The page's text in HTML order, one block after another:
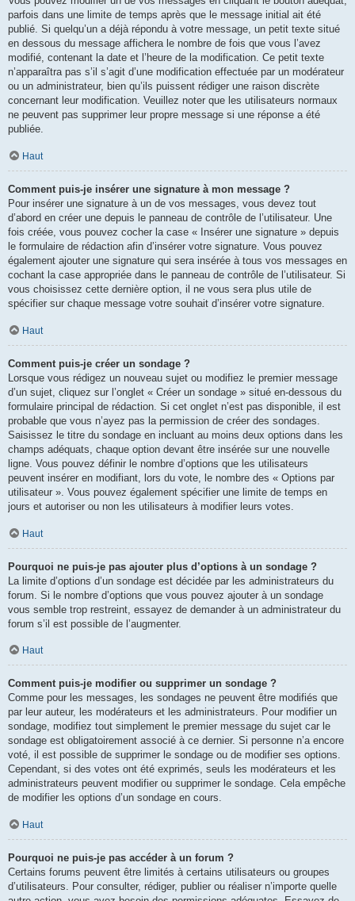
parfois dans une limite de temps après que le message initial ait été
publié. Si quelqu’un a déjà répondu à votre message, un petit texte situé
en dessous du message affichera le nombre de fois que vous l’avez
modifié, contenant la date et l’heure de la modification. Ce petit texte
n’apparaîtra pas s’il s’agit d’une modification effectuée par un modérateur
ou un administrateur, bien qu’ils puissent rédiger une raison discrète
concernant leur modification. Veuillez noter que les utilisateurs normaux
ne peuvent pas supprimer leur propre message si une réponse a été
publiée.
Haut
Comment puis-je insérer une signature à mon message ?
Pour insérer une signature à un de vos messages, vous devez tout
d’abord en créer une depuis le panneau de contrôle de l’utilisateur. Une
fois créée, vous pouvez cocher la case « Insérer une signature » depuis
le formulaire de rédaction afin d’insérer votre signature. Vous pouvez
également ajouter une signature qui sera insérée à tous vos messages en
cochant la case appropriée dans le panneau de contrôle de l’utilisateur. Si
vous choisissez cette dernière option, il ne vous sera plus utile de
spécifier sur chaque message votre souhait d’insérer votre signature.
Haut
Comment puis-je créer un sondage ?
Lorsque vous rédigez un nouveau sujet ou modifiez le premier message
d’un sujet, cliquez sur l’onglet « Créer un sondage » situé en-dessous du
formulaire principal de rédaction. Si cet onglet n’est pas disponible, il est
probable que vous n’ayez pas la permission de créer des sondages.
Saisissez le titre du sondage en incluant au moins deux options dans les
champs adéquats, chaque option devant être insérée sur une nouvelle
ligne. Vous pouvez définir le nombre d’options que les utilisateurs
peuvent insérer en modifiant, lors du vote, le nombre des « Options par
utilisateur ». Vous pouvez également spécifier une limite de temps en
jours et autoriser ou non les utilisateurs à modifier leurs votes.
Haut
Pourquoi ne puis-je pas ajouter plus d’options à un sondage ?
La limite d’options d’un sondage est décidée par les administrateurs du
forum. Si le nombre d’options que vous pouvez ajouter à un sondage
vous semble trop restreint, essayez de demander à un administrateur du
forum s’il est possible de l’augmenter.
Haut
Comment puis-je modifier ou supprimer un sondage ?
Comme pour les messages, les sondages ne peuvent être modifiés que
par leur auteur, les modérateurs et les administrateurs. Pour modifier un
sondage, modifiez tout simplement le premier message du sujet car le
sondage est obligatoirement associé à ce dernier. Si personne n’a encore
voté, il est possible de supprimer le sondage ou de modifier ses options.
Cependant, si des votes ont été exprimés, seuls les modérateurs et les
administrateurs peuvent modifier ou supprimer le sondage. Cela empêche
de modifier les options d’un sondage en cours.
Haut
Pourquoi ne puis-je pas accéder à un forum ?
Certains forums peuvent être limités à certains utilisateurs ou groupes
d’utilisateurs. Pour consulter, rédiger, publier ou réaliser n’importe quelle